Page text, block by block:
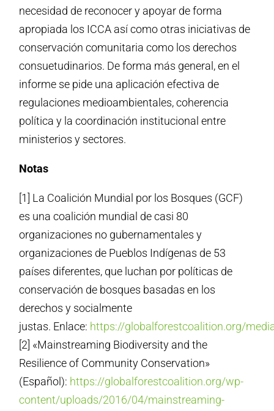
necesidad de reconocer y apoyar de forma
apropiada los ICCA así como otras iniciativas de
conservación comunitaria como los derechos
consuetudinarios. De forma más general, en el
informe se pide una aplicación efectiva de
regulaciones medioambientales, coherencia
política y la coordinación institucional entre
ministerios y sectores.
Notas
[1] La Coalición Mundial por los Bosques (GCF)
es una coalición mundial de casi 80
organizaciones no gubernamentales y
organizaciones de Pueblos Indígenas de 53
países diferentes, que luchan por políticas de
conservación de bosques basadas en los
derechos y socialmente
justas. Enlace: https://globalforestcoalition.org/
[2] «Mainstreaming Biodiversity and the
Resilience of Community Conservation»
(Español): https://globalforestcoalition.org/wp-
content/uploads/2016/04/mainstreaming-